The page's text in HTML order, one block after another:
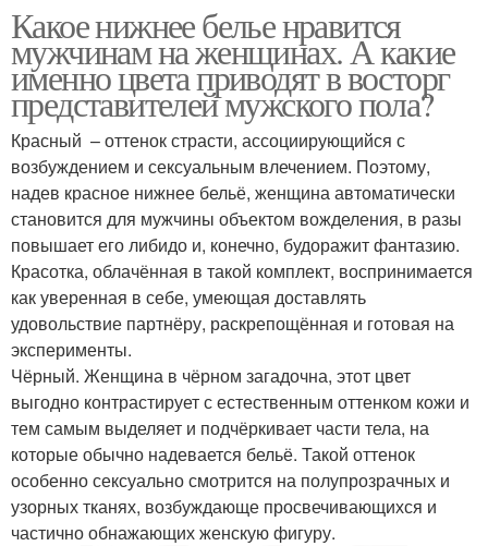
Какое нижнее белье нравится
мужчинам на женщинах. А какие
именно цвета приводят в восторг
представителей мужского пола?
Красный – оттенок страсти, ассоциирующийся с
возбуждением и сексуальным влечением. Поэтому,
надев красное нижнее бельё, женщина автоматически
становится для мужчины объектом вожделения, в разы
повышает его либидо и, конечно, будоражит фантазию.
Красотка, облачённая в такой комплект, воспринимается
как уверенная в себе, умеющая доставлять
удовольствие партнёру, раскрепощённая и готовая на
эксперименты.
Чёрный. Женщина в чёрном загадочна, этот цвет
выгодно контрастирует с естественным оттенком кожи и
тем самым выделяет и подчёркивает части тела, на
которые обычно надевается бельё. Такой оттенок
особенно сексуально смотрится на полупрозрачных и
узорных тканях, возбуждающе просвечивающихся и
частично обнажающих женскую фигуру.